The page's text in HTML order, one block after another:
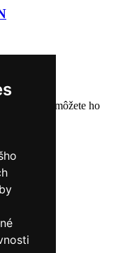
24 hodín
nesadne, môžete ho